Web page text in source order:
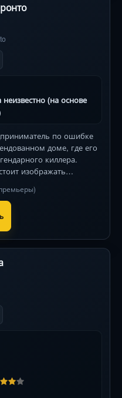
(на основе
по ошибке
доме, где его
киллера.
изображать
смерти .